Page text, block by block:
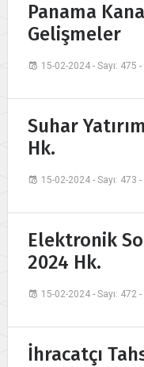
Panama
Gelişmeler
15-02-2024 - Sayı: 475
Suhar
Hk.
15-02-2024 - Sayı: 473
Elektronik
2024 Hk.
15-02-2024 - Sayı: 472
İhracatçı